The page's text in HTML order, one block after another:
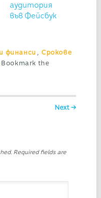
аудитория
във Фейсбук
финанси , Срокове
Bookmark the
Next →
Required fields are